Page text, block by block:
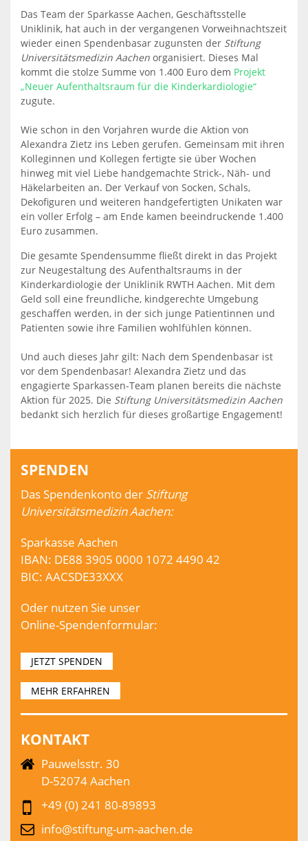
Das Team der Sparkasse Aachen, Geschäftsstelle
Uniklinik, hat auch in der vergangenen Vorweihnachtszeit
wieder einen Spendenbasar zugunsten der Stiftung
Universitätsmedizin Aachen organisiert. Dieses Mal
kommt die stolze Summe von 1.400 Euro dem Projekt
„Neuer Aufenthaltsraum für die Kinderkardiologie“
zugute.
Wie schon in den Vorjahren wurde die Aktion von
Alexandra Zietz ins Leben gerufen. Gemeinsam mit ihren
Kolleginnen und Kollegen fertigte sie über Wochen
hinweg mit viel Liebe handgemachte Strick-, Näh- und
Häkelarbeiten an. Der Verkauf von Socken, Schals,
Dekofiguren und weiteren handgefertigten Unikaten war
ein voller Erfolg – am Ende kamen beeindruckende 1.400
Euro zusammen.
Die gesamte Spendensumme fließt direkt in das Projekt
zur Neugestaltung des Aufenthaltsraums in der
Kinderkardiologie der Uniklinik RWTH Aachen. Mit dem
Geld soll eine freundliche, kindgerechte Umgebung
geschaffen werden, in der sich junge Patientinnen und
Patienten sowie ihre Familien wohlfühlen können.
Und auch dieses Jahr gilt: Nach dem Spendenbasar ist
vor dem Spendenbasar! Alexandra Zietz und das
engagierte Sparkassen-Team planen bereits die nächste
Aktion für 2025. Die Stiftung Universitätsmedizin Aachen
bedankt sich herzlich für dieses großartige Engagement!
SPENDEN
Das Spendenkonto der Stiftung
Universitätsmedizin Aachen:
Sparkasse Aachen
IBAN: DE88 3905 0000 1072 4490 42
BIC: AACSDE33XXX
Oder nutzen Sie unser
Online-Spendenformular:
JETZT SPENDEN
MEHR ERFAHREN
KONTAKT
Pauwelsstr. 30
D-52074 Aachen
+49 (0) 241 80-89893
info@stiftung-um-aachen.de